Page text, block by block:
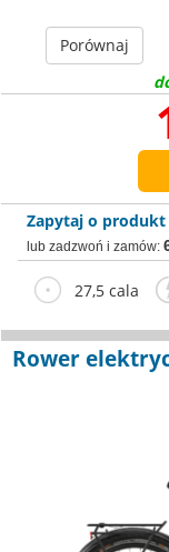
Porównaj
Zapytaj o produkt
lub zadzwoń i zamów:
27,5 cala
Rower